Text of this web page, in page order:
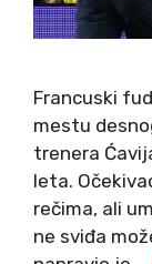
Francuski
mestu
trenera
leta.
rečima, ali
ne sviđa